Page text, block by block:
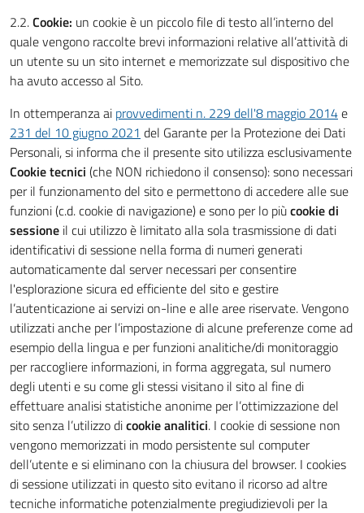
2.2.Cookie: un cookie è un piccolo file di testo all’interno del
quale vengono raccolte brevi informazioni relative all’attività di
un utente su un sito internet e memorizzate sul dispositivo che
ha avuto accesso al Sito.
In ottemperanza ai provvedimenti n. 229 dell'8 maggio 2014e
231 del 10 giugno 2021 del Garante per la Protezione dei Dati
Personali, si informa che il presente sito utilizza esclusivamente
Cookie tecnici (che NON richiedono il consenso): sono necessari
per il funzionamento del sito e permettono di accedere alle sue
funzioni (c.d. cookie di navigazione) e sono per lo piùcookie di
sessione il cui utilizzo è limitato alla sola trasmissione di dati
identificativi di sessione nella forma di numeri generati
automaticamente dal server necessari per consentire
l'esplorazione sicura ed efficiente del sito e gestire
l’autenticazione ai servizi on-line e alle aree riservate. Vengono
utilizzati anche per l’impostazione di alcune preferenze come ad
esempio della lingua e per funzioni analitiche/di monitoraggio
per raccogliere informazioni, in forma aggregata, sul numero
degli utenti e su come gli stessi visitano il sito al fine di
effettuare analisi statistiche anonime per l’ottimizzazione del
sito senza l’utilizzo dicookie analitici. I cookie di sessione non
vengono memorizzati in modo persistente sul computer
dell’utente e si eliminano con la chiusura del browser. I cookies
di sessione utilizzati in questo sito evitano il ricorso ad altre
tecniche informatiche potenzialmente pregiudizievoli per la